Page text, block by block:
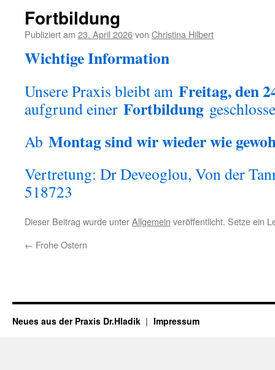
Fortbildung
Publiziert am 23. April 2026von Christina Hilbert
Wichtige Information
Unsere Praxis bleibt am Freitag, den
aufgrund einer Fortbildung
Ab Montag sind wir wieder wie
Vertretung: Dr Deveoglou, Von der
518723
Dieser Beitrag wurde unterAllgemein veröffentlicht. Setze ein
← Frohe Ostern
Neues aus der Praxis Dr.Hladik Impressum